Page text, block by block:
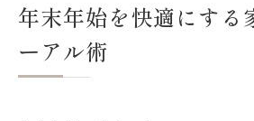
年末年始を快適にする
ーアル術